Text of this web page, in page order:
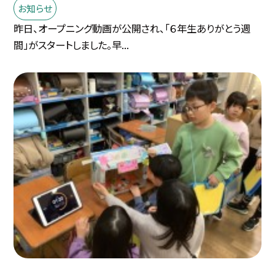
お知らせ
昨日、オープニング動画が公開され、「６年生ありがとう週
間」がスタートしました。早...